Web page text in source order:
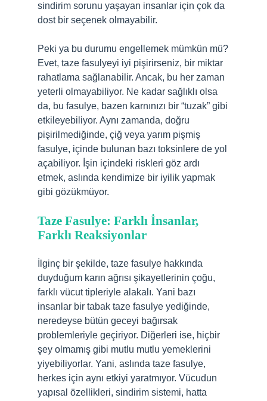
sindirim sorunu yaşayan insanlar için çok da
dost bir seçenek olmayabilir.
Peki ya bu durumu engellemek mümkün mü?
Evet, taze fasulyeyi iyi pişirirseniz, bir miktar
rahatlama sağlanabilir. Ancak, bu her zaman
yeterli olmayabiliyor. Ne kadar sağlıklı olsa
da, bu fasulye, bazen karnınızı bir “tuzak” gibi
etkileyebiliyor. Aynı zamanda, doğru
pişirilmediğinde, çiğ veya yarım pişmiş
fasulye, içinde bulunan bazı toksinlere de yol
açabiliyor. İşin içindeki riskleri göz ardı
etmek, aslında kendimize bir iyilik yapmak
gibi gözükmüyor.
Taze Fasulye: Farklı İnsanlar,
Farklı Reaksiyonlar
İlginç bir şekilde, taze fasulye hakkında
duyduğum karın ağrısı şikayetlerinin çoğu,
farklı vücut tipleriyle alakalı. Yani bazı
insanlar bir tabak taze fasulye yediğinde,
neredeyse bütün geceyi bağırsak
problemleriyle geçiriyor. Diğerleri ise, hiçbir
şey olmamış gibi mutlu mutlu yemeklerini
yiyebiliyorlar. Yani, aslında taze fasulye,
herkes için aynı etkiyi yaratmıyor. Vücudun
yapısal özellikleri, sindirim sistemi, hatta